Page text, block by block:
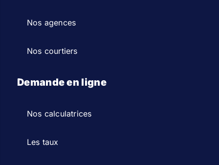
Nos agences
Nos courtiers
Demande en ligne
Nos calculatrices
Les taux